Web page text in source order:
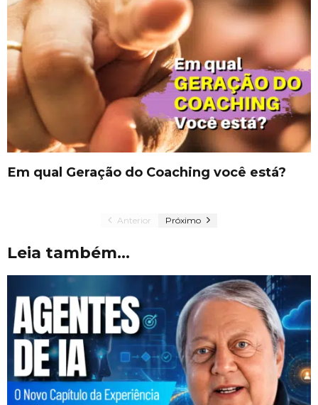
Em qual Geração do Coaching você está?
Anterior Próximo
Leia também...